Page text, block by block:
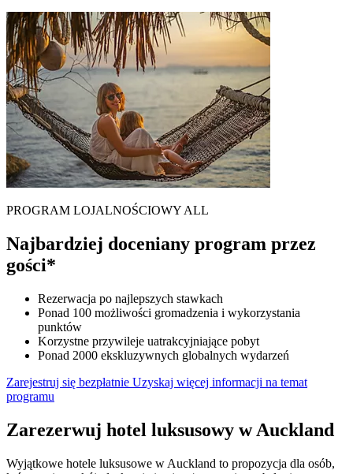
PROGRAM LOJALNOŚCIOWY ALL
Najbardziej doceniany program przez
gości*
Rezerwacja po najlepszych stawkach
Ponad 100 możliwości gromadzenia i wykorzystania
punktów
Korzystne przywileje uatrakcyjniające pobyt
Ponad 2000 ekskluzywnych globalnych wydarzeń
Zarejestruj się bezpłatnie Uzyskaj więcej informacji na temat
programu
Zarezerwuj hotel luksusowy w Auckland
Wyjątkowe hotele luksusowe w Auckland to propozycja dla osób,